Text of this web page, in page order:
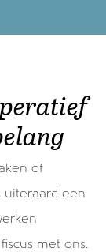
na je
of
uiteraard een
met ons.